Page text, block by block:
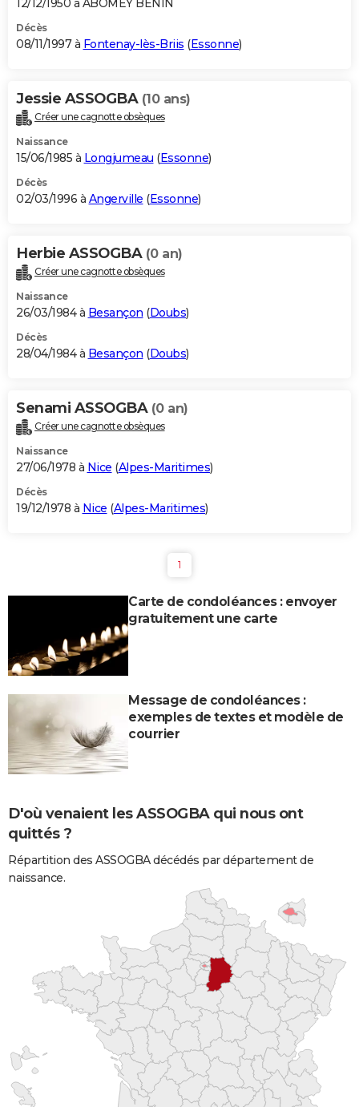
12/12/1950 à ABOMEY BENIN
Décès
08/11/1997 à Fontenay-lès-Briis (Essonne)
Jessie ASSOGBA (10 ans)
Créer une cagnotte obsèques
Naissance
15/06/1985 à Longjumeau (Essonne)
Décès
02/03/1996 à Angerville (Essonne)
Herbie ASSOGBA (0 an)
Créer une cagnotte obsèques
Naissance
26/03/1984 à Besançon (Doubs)
Décès
28/04/1984 à Besançon (Doubs)
Senami ASSOGBA (0 an)
Créer une cagnotte obsèques
Naissance
27/06/1978 à Nice (Alpes-Maritimes)
Décès
19/12/1978 à Nice (Alpes-Maritimes)
1
Carte de condoléances : envoyer
gratuitement une carte
Message de condoléances :
exemples de textes et modèle de
courrier
D'où venaient les ASSOGBA qui nous ont
quittés ?
Répartition des ASSOGBA décédés par département de
naissance.